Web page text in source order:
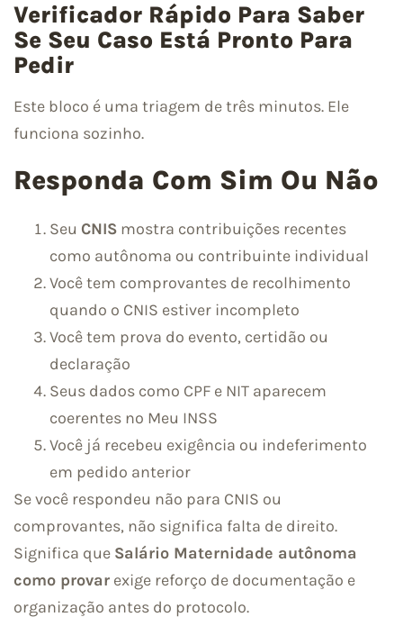
Verificador Rápido Para Saber
Se Seu Caso Está Pronto Para
Pedir
Este bloco é uma triagem de três minutos. Ele
funciona sozinho.
Responda Com Sim Ou Não
Seu CNIS mostra contribuições recentes
como autônoma ou contribuinte individual
Você tem comprovantes de recolhimento
quando o CNIS estiver incompleto
Você tem prova do evento, certidão ou
declaração
Seus dados como CPF e NIT aparecem
coerentes no Meu INSS
Você já recebeu exigência ou indeferimento
em pedido anterior
Se você respondeu não para CNIS ou
comprovantes, não significa falta de direito.
Significa que Salário Maternidade autônoma
como provar exige reforço de documentação e
organização antes do protocolo.